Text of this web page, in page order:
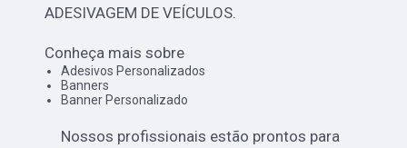
ADESIVAGEM DE VEÍCULOS.
Conheça mais sobre
Adesivos Personalizados
Banners
Banner Personalizado
Nossos profissionais estão prontos para